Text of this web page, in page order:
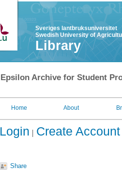
Sveriges lantbruksuniversitet
Swedish University of
Library
Epsilon Archive for Student
Home About
Login Create Account
Share